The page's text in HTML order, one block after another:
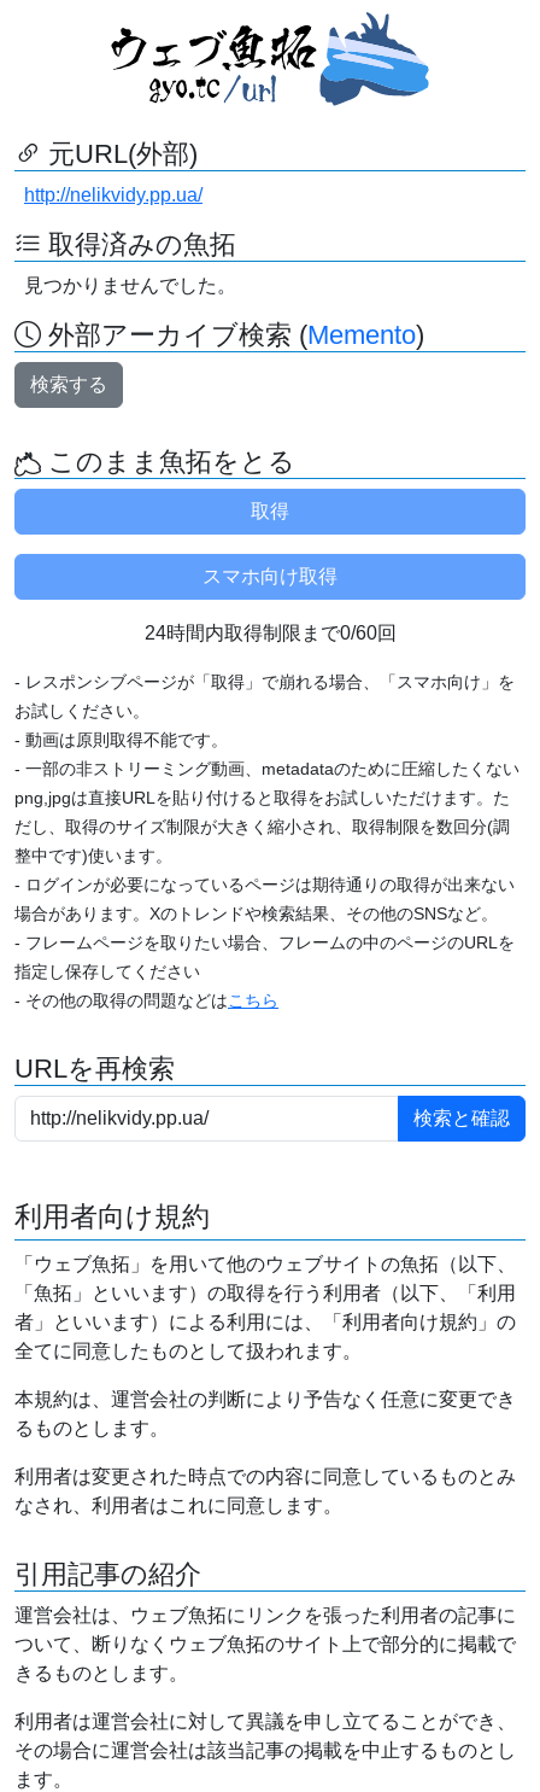
元URL(外部)
http://nelikvidy.pp.ua/
取得済みの魚拓
見つかりませんでした。
外部アーカイブ検索 (Memento)
検索する
このまま魚拓をとる
24時間内取得制限まで0/60回
- レスポンシブページが「取得」で崩れる場合、「スマホ向け」を
お試しください。
- 動画は原則取得不能です。
- 一部の非ストリーミング動画、metadataのために圧縮したくない
png,jpgは直接URLを貼り付けると取得をお試しいただけます。た
だし、取得のサイズ制限が大きく縮小され、取得制限を数回分(調
整中です)使います。
- ログインが必要になっているページは期待通りの取得が出来ない
場合があります。Xのトレンドや検索結果、その他のSNSなど。
- フレームページを取りたい場合、フレームの中のページのURLを
指定し保存してください
- その他の取得の問題などはこちら
URLを再検索
利用者向け規約
「ウェブ魚拓」を用いて他のウェブサイトの魚拓（以下、
「魚拓」といいます）の取得を行う利用者（以下、「利用
者」といいます）による利用には、「利用者向け規約」の
全てに同意したものとして扱われます。
本規約は、運営会社の判断により予告なく任意に変更でき
るものとします。
利用者は変更された時点での内容に同意しているものとみ
なされ、利用者はこれに同意します。
引用記事の紹介
運営会社は、ウェブ魚拓にリンクを張った利用者の記事に
ついて、断りなくウェブ魚拓のサイト上で部分的に掲載で
きるものとします。
利用者は運営会社に対して異議を申し立てることができ、
その場合に運営会社は該当記事の掲載を中止するものとし
ます。